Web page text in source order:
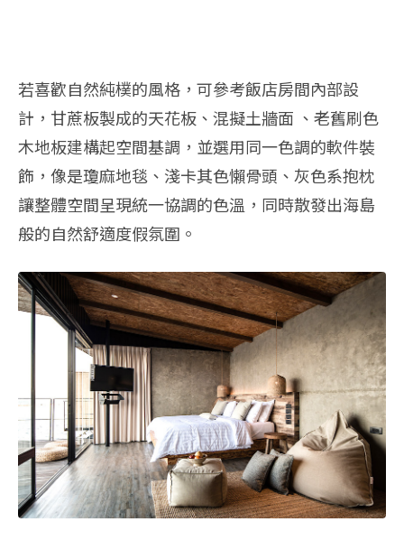
若喜歡自然純樸的風格，可參考飯店房間內部設
計，甘蔗板製成的天花板、混擬土牆面 、老舊刷色
木地板建構起空間基調，並選用同一色調的軟件裝
飾，像是瓊麻地毯、淺卡其色懶骨頭、灰色系抱枕
讓整體空間呈現統一協調的色溫，同時散發出海島
般的自然舒適度假氛圍。